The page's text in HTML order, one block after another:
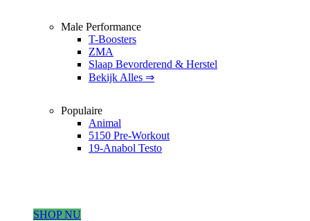
Male Performance
T-Boosters
ZMA
Slaap Bevorderend & Herstel
Bekijk Alles ⇒
Populaire
Animal
5150 Pre-Workout
19-Anabol Testo
SHOP NU